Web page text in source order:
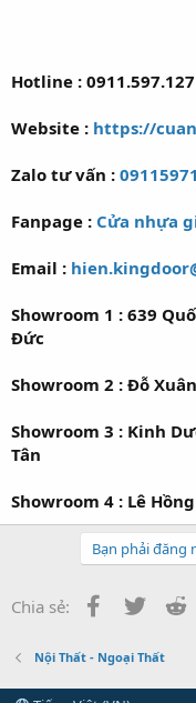
Hotline : 0911.597.127
Website : https://
Zalo tư vấn :
Fanpage : Cửa nhựa
Email :
Showroom 1 : 639
Đức
Showroom 2 : Đỗ
Showroom 3 : Kinh
Tân
Showroom 4 : Lê
Bạn phải đăng
Chia sẻ: Facebook
Twitter
Nội Thất - Ngoại Thất